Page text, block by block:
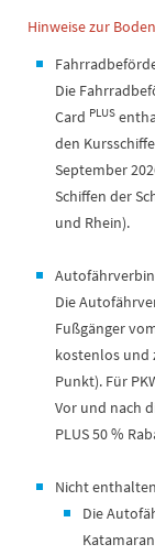
Hinweise zur
Die
Card PLUS
den
September
Schiffen der
und Rhein).
Die
Fußgänger
kostenlos und
Punkt). Für
Vor und nach
PLUS 50 %
Nicht
Die